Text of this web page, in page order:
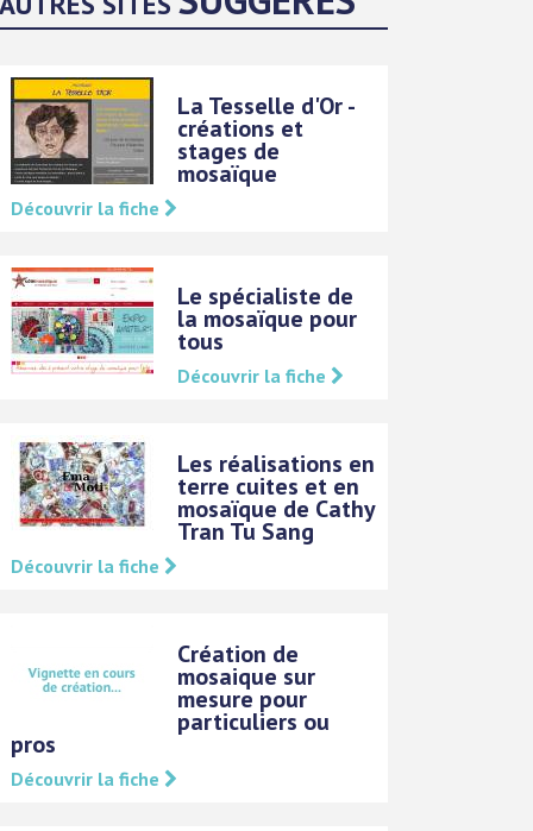
La Tesselle d'Or -
créations et
stages de
mosaïque
Découvrir la fiche
Le spécialiste de
la mosaïque pour
tous
Découvrir la fiche
Les réalisations en
terre cuites et en
mosaïque de Cathy
Tran Tu Sang
Découvrir la fiche
Création de
mosaique sur
mesure pour
particuliers ou
pros
Découvrir la fiche